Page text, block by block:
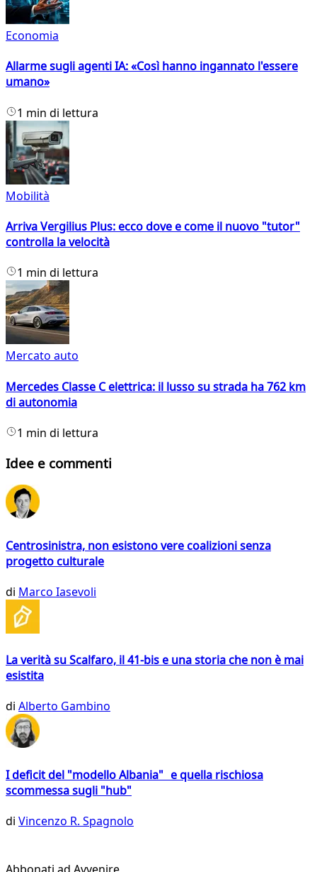
Economia
Allarme sugli agenti IA: «Così hanno ingannato l'essere
umano»
1 min di lettura
Mobilità
Arriva Vergilius Plus: ecco dove e come il nuovo "tutor"
controlla la velocità
1 min di lettura
Mercato auto
Mercedes Classe C elettrica: il lusso su strada ha 762 km
di autonomia
1 min di lettura
Idee e commenti
Centrosinistra, non esistono vere coalizioni senza
progetto culturale
di Marco Iasevoli
La verità su Scalfaro, il 41-bis e una storia che non è mai
esistita
di Alberto Gambino
I deficit del "modello Albania" e quella rischiosa
scommessa sugli "hub"
di Vincenzo R. Spagnolo